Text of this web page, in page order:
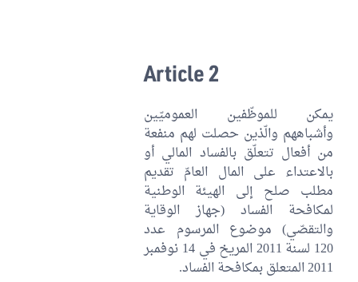
Article 2
يمكن للموظّفين العموميّين
وأشباههم والّذين حصلت لهم منفعة
من أفعال تتعلّق بالفساد المالي أو
بالاعتداء على المال العامّ تقديم
مطلب صلح إلى الهيئة الوطنية
لمكافحة الفساد (جهاز الوقاية
والتقصّي) موضوع المرسوم عدد
120 لسنة 2011 المريخ في 14 نوفمبر
2011 المتعلق بمكافحة الفساد.